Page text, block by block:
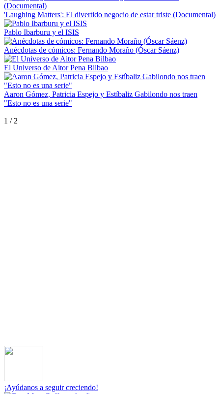
'Laughing Matters': El divertido negocio de estar triste (Documental)
Pablo Ibarburu y el ISIS
Anécdotas de cómicos: Fernando Moraño (Óscar Sáenz)
El Universo de Aitor Pena Bilbao
Aaron Gómez, Patricia Espejo y Estíbaliz Gabilondo nos traen
"Esto no es una serie"
1 / 2
¡Ayúdanos a seguir creciendo!